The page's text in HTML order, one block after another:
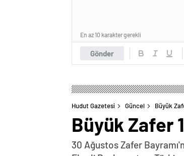
Gönder
En az 10 karakter gerekli
Hudut Gazetesi Güncel Büyük
Büyük Zafer
30 Ağustos Zafer